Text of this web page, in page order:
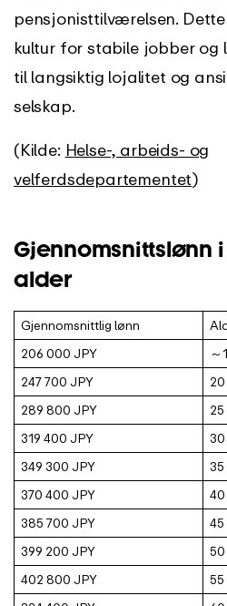
pensjonisttilværelsen.
kultur for stabile jobber og
til langsiktig lojalitet og
selskap.
(Kilde: Helse-, arbeids- og
velferdsdepartementet)
Gjennomsnittslønn
alder
Gjennomsnittlig lønn
206 000 JPY
～
247 700 JPY
289 800 JPY
25
319 400 JPY
349 300 JPY
35
370 400 JPY
40
385 700 JPY
45
399 200 JPY
402 800 JPY
55